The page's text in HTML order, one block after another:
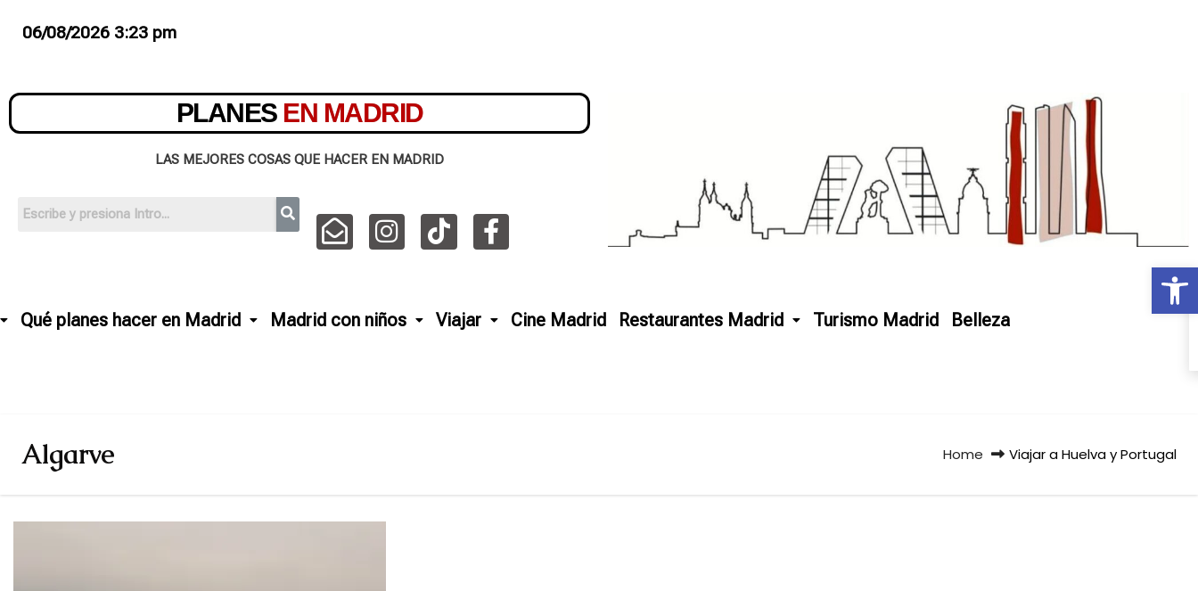
06/08/2026 3:23 pm
PLANES EN MADRID
LAS MEJORES COSAS QUE HACER EN MADRID
Qué planes hacer en Madrid Madrid con niños Viajar Cine Madrid Restaurantes Madrid Turismo Madrid Belleza
Algarve Home Viajar a Huelva y Portugal